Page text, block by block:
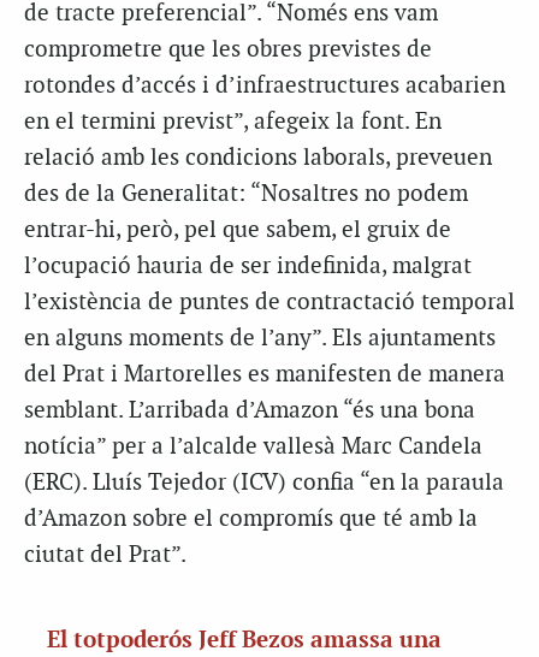
de tracte preferencial”. “Només ens vam
comprometre que les obres previstes de
rotondes d’accés i d’infraestructures acabarien
en el termini previst”, afegeix la font. En
relació amb les condicions laborals, preveuen
des de la Generalitat: “Nosaltres no podem
entrar-hi, però, pel que sabem, el gruix de
l’ocupació hauria de ser indefinida, malgrat
l’existència de puntes de contractació temporal
en alguns moments de l’any”. Els ajuntaments
del Prat i Martorelles es manifesten de manera
semblant. L’arribada d’Amazon “és una bona
notícia” per a l’alcalde vallesà Marc Candela
(ERC). Lluís Tejedor (ICV) confia “en la paraula
d’Amazon sobre el compromís que té amb la
ciutat del Prat”.
El totpoderós Jeff Bezos amassa una